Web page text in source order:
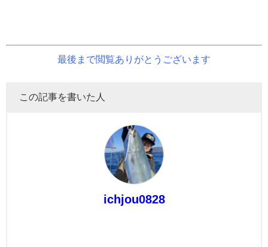
最後まで閲覧ありがとうございます
この記事を書いた人
ichjou0828